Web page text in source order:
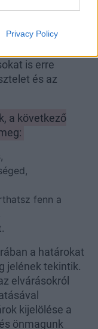
Privacy Policy
Brené Brown
hiteles és
is erre
és az
a következő
fenn a
a határokat
jelének tekintik.
elvárásokról
kijelölése a
és önmagunk